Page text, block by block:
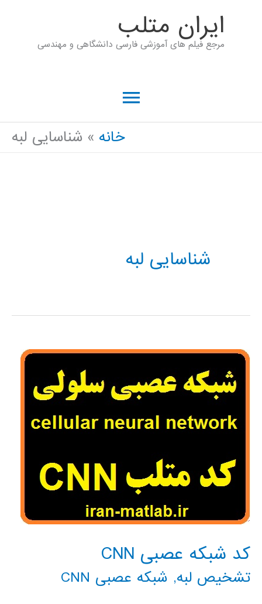
ايران متلب
مرجع فیلم های آموزشی فارسی دانشگاهی و مهندسی
فهرست
اصلی
خانه شناسایی لبه
شناسایی لبه
کد شبکه عصبی CNN
تشخیص لبه, شبکه عصبی CNN